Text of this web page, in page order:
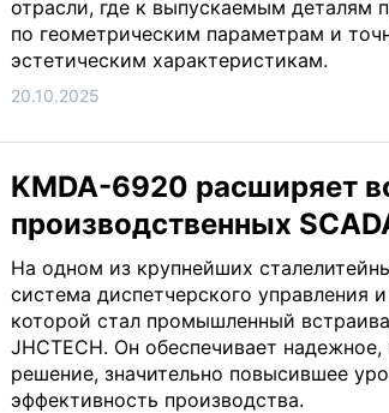
отрасли, где к выпускаемым деталям
по геометрическим параметрам и
эстетическим характеристикам.
20.10.2025
KMDA-6920 расширяет
производственных
На одном из крупнейших
система диспетчерского управления
которой стал промышленный
JHCTECH. Он обеспечивает
решение, значительно повысившее
эффективность производства.